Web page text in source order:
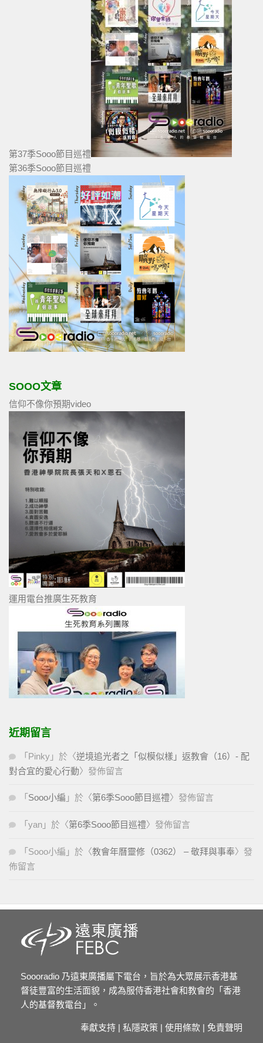
第37季Sooo節目巡禮
第36季Sooo節目巡禮
SOOO文章
信仰不像你預期video
運用電台推廣生死教育
近期留言
「 Pinky 」於〈逆境追光者之「似模似樣」返教會（16）- 配
對合宜的愛心行動〉發佈留言
「 Sooo小編 」於〈第6季Sooo節目巡禮〉發佈留言
「 yan 」於〈第6季Sooo節目巡禮〉發佈留言
「 Sooo小編 」於〈教會年曆靈修（0362） – 敬拜與事奉〉發
佈留言
Soooradio 乃遠東廣播屬下電台，旨於為大眾展示香港基
督徒豐富的生活面貌，成為服侍香港社會和教會的「香港
人的基督教電台」。
奉獻支持 | 私隱政策 | 使用條款 | 免責聲明